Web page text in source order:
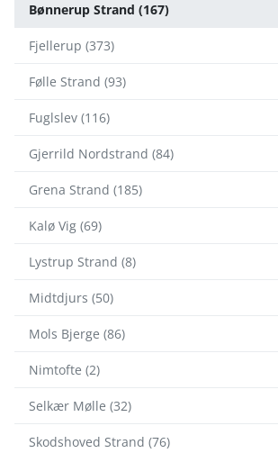
Bønnerup Strand (167)
Fjellerup (373)
Følle Strand (93)
Fuglslev (116)
Gjerrild Nordstrand (84)
Grena Strand (185)
Kalø Vig (69)
Lystrup Strand (8)
Midtdjurs (50)
Mols Bjerge (86)
Nimtofte (2)
Selkær Mølle (32)
Skodshoved Strand (76)